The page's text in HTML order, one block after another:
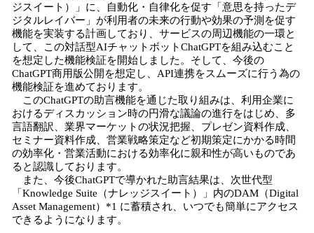
ジスイート）」に、自動化・自律化を促す「意思を持ったデ
ジタルレイバー」が利用者の未来の行動や効果の予測を促す
機能を実装する計画しており、サービスの周辺機能の一環と
して、この対話型AIチャットボットChatGPTを組み込むこと
を想定した機能検証を開始しました。そして、今後の
ChatGPT商用版公開を想定し、API連携をスムーズに行う為の
機能検証を進めております。
このChatGPTの助言機能を通じた取り組みは、利用企業に
おけるディスカッション時の円滑な議論の進行をはじめ、多
言語翻訳、業界マーケットの状況把握、プレゼン資料作成、
セミナー資料作成、営業戦略策定など初期策定にかかる時間
の効率化・営業活動における効率化に親和性が高いものであ
ると認識しております。
また、今後ChatGPTで導かれた助言結果は、次世代型
「Knowledge Suite（ナレッジスイート）」内のDAM（Digital
Asset Management）*1 に蓄積され、いつでも簡単にアクセス
できるようになります。